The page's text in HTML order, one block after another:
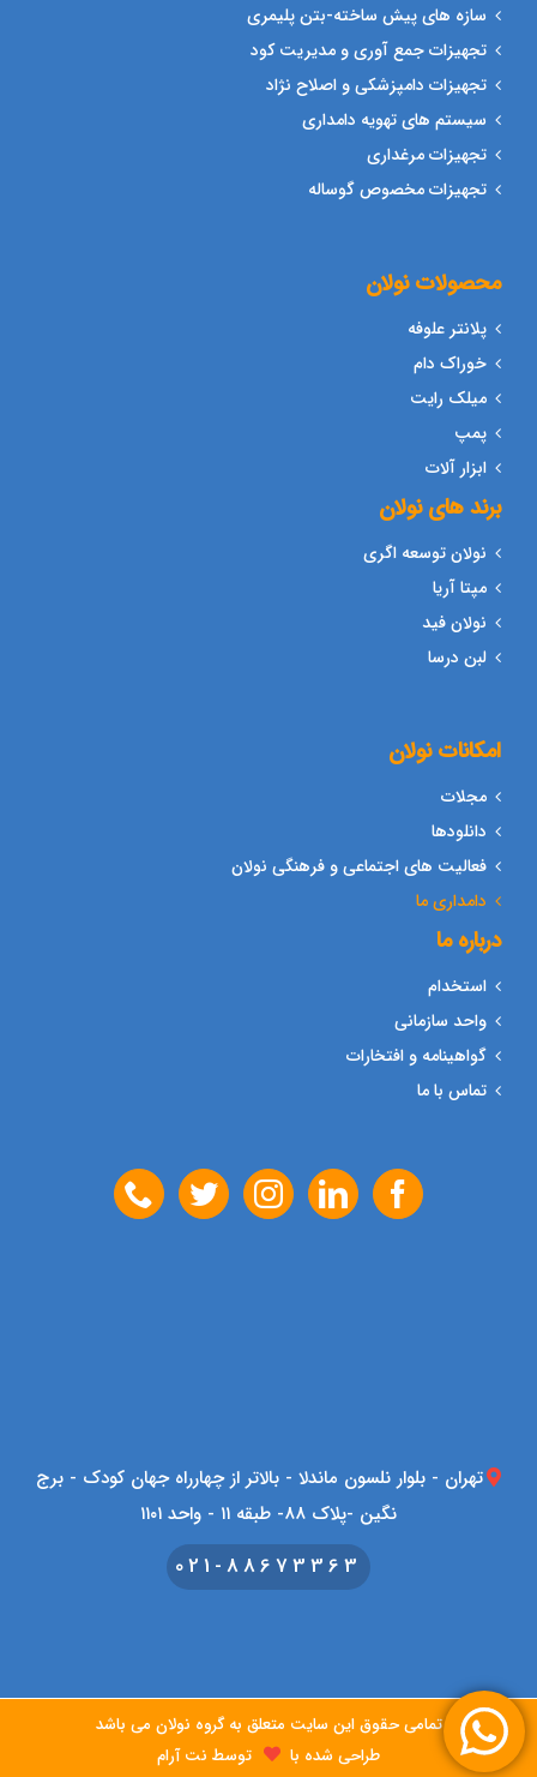
سازه های پیش ساخته-بتن پلیمری
تجهیزات جمع آوری و مدیریت کود
تجهیزات دامپزشکی و اصلاح نژاد
سیستم های تهویه دامداری
تجهیزات مرغداری
تجهیزات مخصوص گوساله
محصولات نولان
پلانتر علوفه
خوراک دام
میلک رایت
پمپ
ابزار آلات
برند های نولان
نولان توسعه اگری
مپتا آریا
نولان فید
لبن درسا
امکانات نولان
مجلات
دانلودها
فعالیت های اجتماعی و فرهنگی نولان
دامداری ما
درباره ما
استخدام
واحد سازمانی
گواهینامه و افتخارات
تماس با ما
تهران - بلوار نلسون ماندلا - بالاتر از چهارراه جهان کودک - برج
نگین -پلاک 88- طبقه ۱۱ - واحد ۱۱۰۱
021-88673363
تمامی حقوق این سایت متعلق به گروه نولان می باشد
طراحی شده با
توسط نت آرام